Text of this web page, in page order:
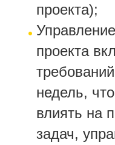
проекта);
проекта
недель,
влиять на
задач,